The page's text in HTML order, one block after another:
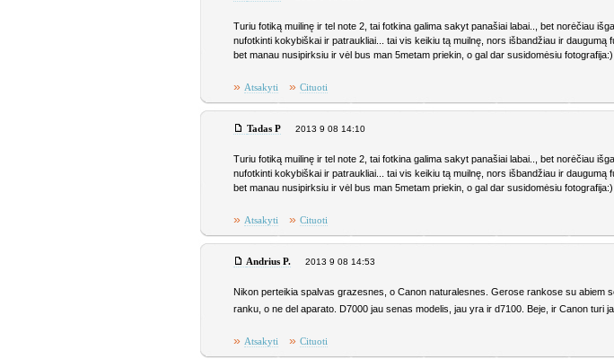
Turiu fotiką muilinę ir tel note 2, tai fotkina galima sakyt panašiai labai.., bet norėčiau
nufotkinti kokybiškai ir patraukliai... tai vis keikiu tą muilnę, nors išbandžiau ir
bet manau nusipirksiu ir vėl bus man 5metam priekin, o gal dar susidomėsiu fotografija:)
» Atsakyti » Cituoti
Tadas P 2013 9 08 14:10
Turiu fotiką muilinę ir tel note 2, tai fotkina galima sakyt panašiai labai.., bet norėčiau
nufotkinti kokybiškai ir patraukliai... tai vis keikiu tą muilnę, nors išbandžiau ir
bet manau nusipirksiu ir vėl bus man 5metam priekin, o gal dar susidomėsiu fotografija:)
» Atsakyti » Cituoti
Andrius P. 2013 9 08 14:53
Nikon perteikia spalvas grazesnes, o Canon naturalesnes. Gerose rankose su
ranku, o ne del aparato. D7000 jau senas modelis, jau yra ir d7100. Beje, ir Canon turi
» Atsakyti » Cituoti